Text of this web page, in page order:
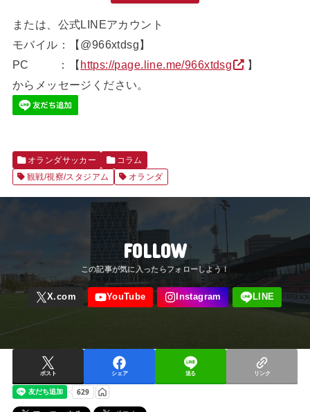
または、公式LINEアカウント
モバイル：【@966xtdsg】
PC ：【https://page.line.me/966xtdsg
】
からメッセージください。
オランダサッカー
コラム
観戦/視察/スタジアム
オランダ
FOLLOW
ポスト シェア 送る リンク